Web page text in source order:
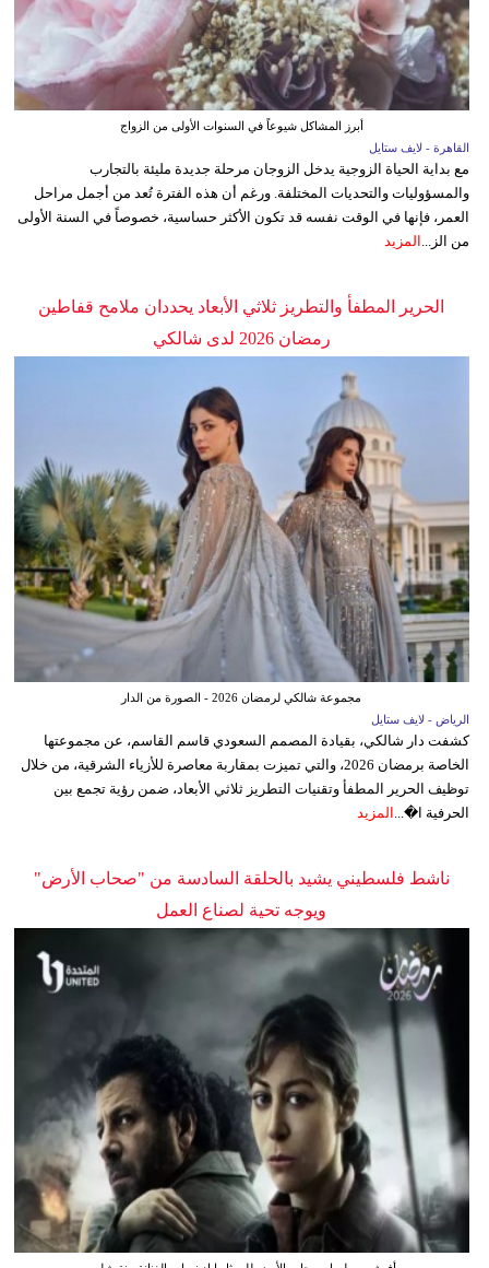
أبرز المشاكل شيوعاً في السنوات الأولى من الزواج
القاهرة - لايف ستايل
مع بداية الحياة الزوجية يدخل الزوجان مرحلة جديدة مليئة بالتجارب
والمسؤوليات والتحديات المختلفة. ورغم أن هذه الفترة تُعد من أجمل مراحل
العمر، فإنها في الوقت نفسه قد تكون الأكثر حساسية، خصوصاً في السنة الأولى
من الز...
المزيد
الحرير المطفأ والتطريز ثلاثي الأبعاد يحددان ملامح قفاطين
رمضان 2026 لدى شالكي
مجموعة شالكي لرمضان 2026 - الصورة من الدار
الرياض - لايف ستايل
كشفت دار شالكي، بقيادة المصمم السعودي قاسم القاسم، عن مجموعتها
الخاصة برمضان 2026، والتي تميزت بمقاربة معاصرة للأزياء الشرقية، من خلال
توظيف الحرير المطفأ وتقنيات التطريز ثلاثي الأبعاد، ضمن رؤية تجمع بين
الحرفية ا�... المزيد
ناشط فلسطيني يشيد بالحلقة السادسة من "صحاب الأرض"
ويوجه تحية لصناع العمل